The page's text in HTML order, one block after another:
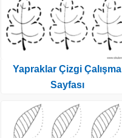
Yapraklar Çizgi Çalışma
Sayfası